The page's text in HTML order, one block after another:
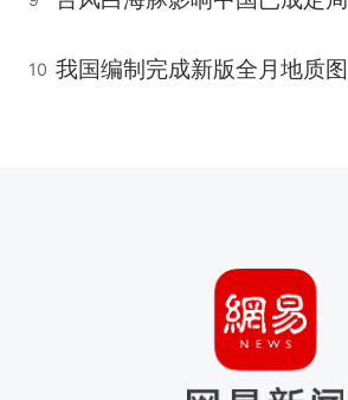
10 我国编制完成新版全月地质图